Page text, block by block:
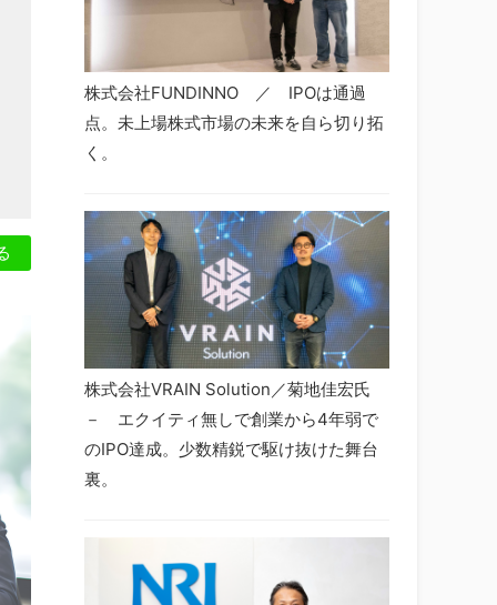
株式会社FUNDINNO ／ IPOは通過
点。未上場株式市場の未来を自ら切り拓
く。
株式会社VRAIN Solution／菊地佳宏氏
－ エクイティ無しで創業から4年弱で
のIPO達成。少数精鋭で駆け抜けた舞台
裏。